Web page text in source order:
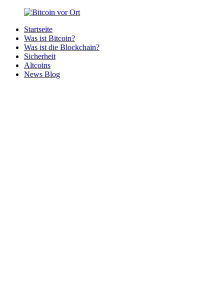
Zurück
Inhalt
Bitcoin
Bitcoins
deiner
Region
Startseite
Was ist Bitcoin?
Was ist die Blockchain?
Sicherheit
Altcoins
News Blog